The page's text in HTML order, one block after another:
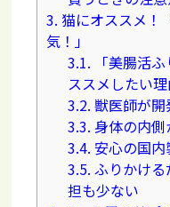
3. 猫にオススメ！
気！」
3.1. 「美腸活
ススメしたい
3.2. 獣医師が
3.3. 身体の内側
3.4. 安心の国内
3.5. ふりかけ
担も少ない